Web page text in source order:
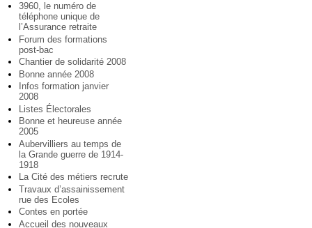
3960, le numéro de
téléphone unique de
l’Assurance retraite
Forum des formations
post-bac
Chantier de solidarité 2008
Bonne année 2008
Infos formation janvier
2008
Listes Électorales
Bonne et heureuse année
2005
Aubervilliers au temps de
la Grande guerre de 1914-
1918
La Cité des métiers recrute
Travaux d’assainissement
rue des Ecoles
Contes en portée
Accueil des nouveaux